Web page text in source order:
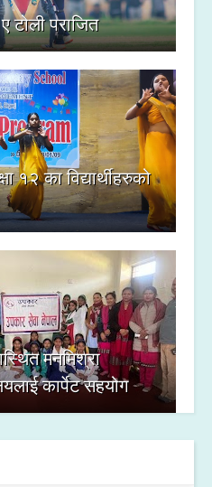
टोली पराजित
१२ का विद्यार्थीहरुको
मनमिश्रा
कार्पेट सहयोग